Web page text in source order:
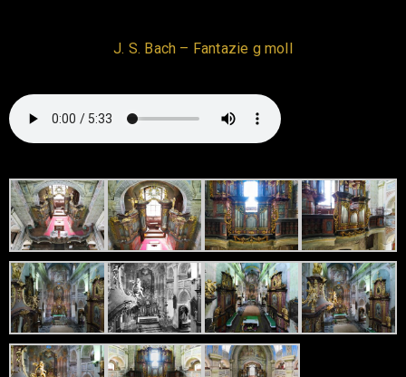
J. S. Bach – Fantazie g moll